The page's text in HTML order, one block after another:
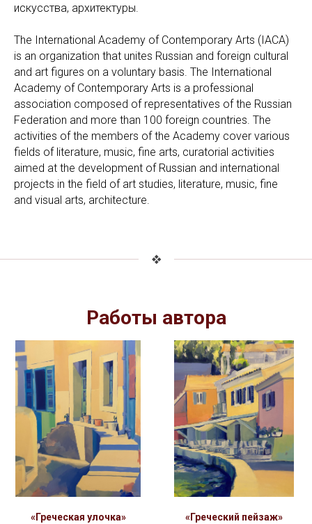
искусства, архитектуры.
The International Academy of Contemporary Arts (IACA)
is an organization that unites Russian and foreign cultural
and art figures on a voluntary basis. The International
Academy of Contemporary Arts is a professional
association composed of representatives of the Russian
Federation and more than 100 foreign countries. The
activities of the members of the Academy cover various
fields of literature, music, fine arts, curatorial activities
aimed at the development of Russian and international
projects in the field of art studies, literature, music, fine
and visual arts, architecture.
Работы автора
«Греческая улочка» «Греческий пейзаж»